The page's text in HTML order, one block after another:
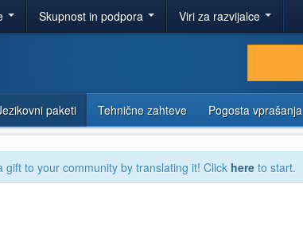
Skupnost in podpora Viri za razvijalce
paketi Tehnične zahteve Pogosta vprašanja
to your community by translating it! Click here to start.